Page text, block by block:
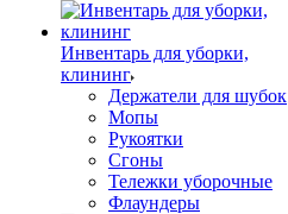
Инвентарь для уборки,
клининг
Держатели для шубок
Мопы
Рукоятки
Сгоны
Тележки уборочные
Флаундеры